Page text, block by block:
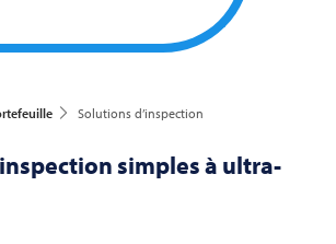
Solutions d’inspection
simples à ultra-